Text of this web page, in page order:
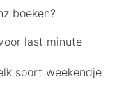
boeken?
last minute
soort weekendje